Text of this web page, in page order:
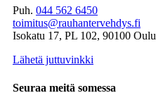
Puh. 044 562 6450
toimitus@rauhantervehdys.fi
Isokatu 17, PL 102, 90100 Oulu
Lähetä juttuvinkki
Seuraa meitä somessa